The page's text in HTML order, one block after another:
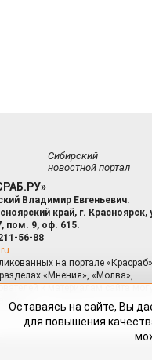
Сибирский
новостной портал
Владимир Евгеньевич.
край, г. Красноярск,
пом. 9, оф. 615.
56-88
на портале
«Мнения», «Молва»,
к материалам сайта могут
Оставаясь на сайте, Вы
для повышения